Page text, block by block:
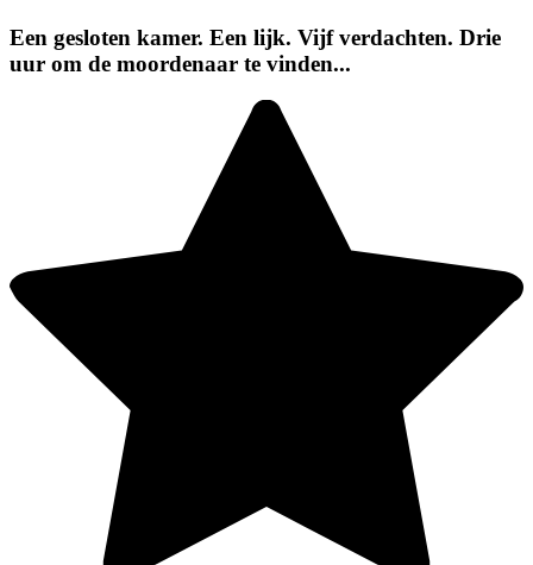
Een gesloten kamer. Een lijk. Vijf verdachten. Drie
uur om de moordenaar te vinden...